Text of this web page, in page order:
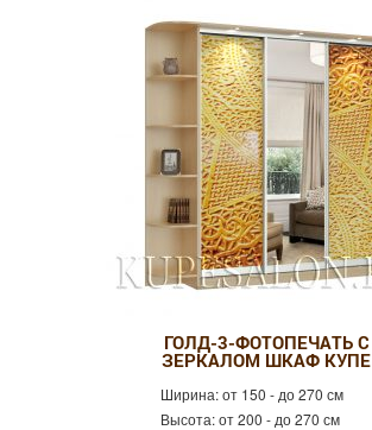
ГОЛД-3-ФОТОПЕЧАТЬ С
ЗЕРКАЛОМ ШКАФ КУПЕ
Ширина:от 150 - до 270 см
Высота:от 200 - до 270 см